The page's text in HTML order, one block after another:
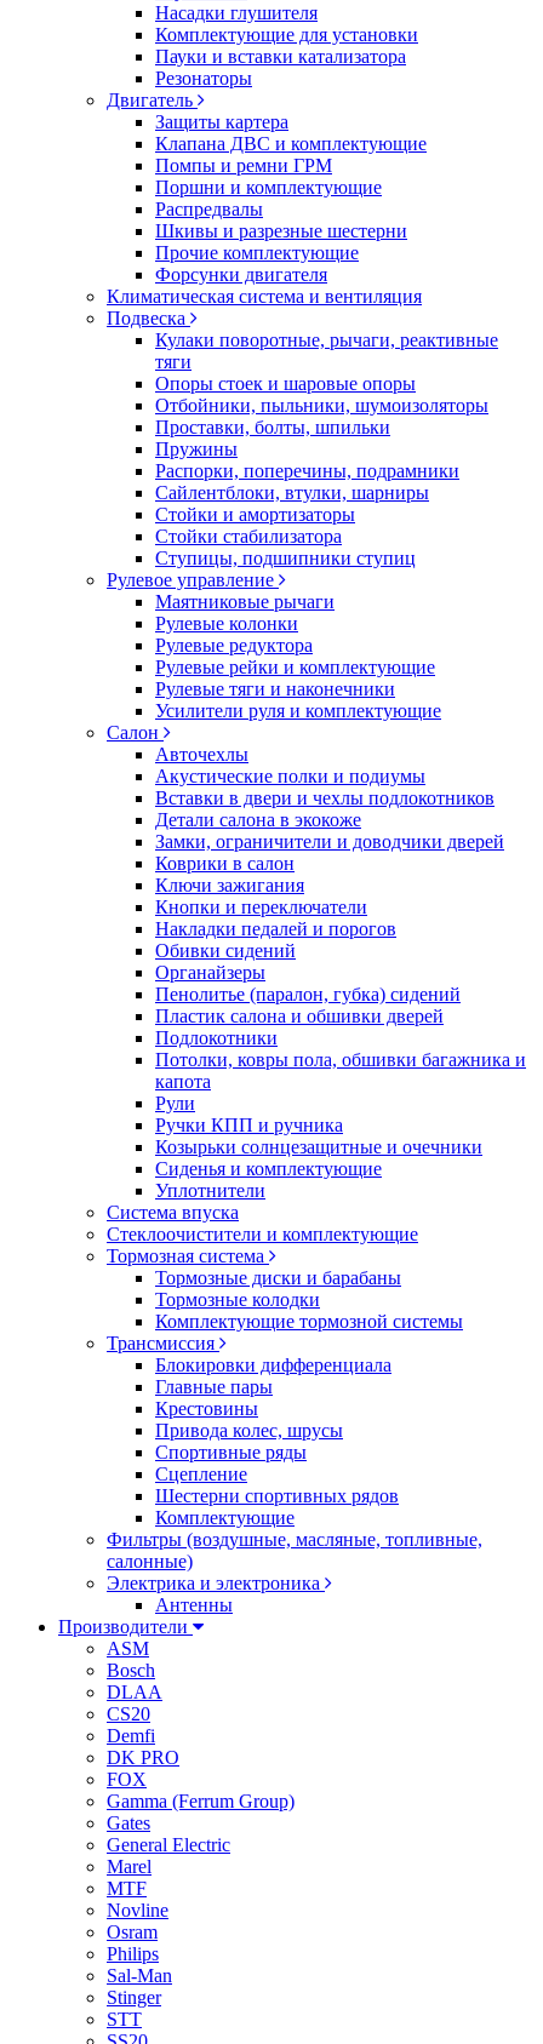
Насадки глушителя
Комплектующие для установки
Пауки и вставки катализатора
Резонаторы
Двигатель
Защиты картера
Клапана ДВС и комплектующие
Помпы и ремни ГРМ
Поршни и комплектующие
Распредвалы
Шкивы и разрезные шестерни
Прочие комплектующие
Форсунки двигателя
Климатическая система и вентиляция
Подвеска
Кулаки поворотные, рычаги, реактивные
тяги
Опоры стоек и шаровые опоры
Отбойники, пыльники, шумоизоляторы
Проставки, болты, шпильки
Пружины
Распорки, поперечины, подрамники
Сайлентблоки, втулки, шарниры
Стойки и амортизаторы
Стойки стабилизатора
Ступицы, подшипники ступиц
Рулевое управление
Маятниковые рычаги
Рулевые колонки
Рулевые редуктора
Рулевые рейки и комплектующие
Рулевые тяги и наконечники
Усилители руля и комплектующие
Салон
Авточехлы
Акустические полки и подиумы
Вставки в двери и чехлы подлокотников
Детали салона в экокоже
Замки, ограничители и доводчики дверей
Коврики в салон
Ключи зажигания
Кнопки и переключатели
Накладки педалей и порогов
Обивки сидений
Органайзеры
Пенолитье (паралон, губка) сидений
Пластик салона и обшивки дверей
Подлокотники
Потолки, ковры пола, обшивки багажника и
капота
Рули
Ручки КПП и ручника
Козырьки солнцезащитные и очечники
Сиденья и комплектующие
Уплотнители
Система впуска
Стеклоочистители и комплектующие
Тормозная система
Тормозные диски и барабаны
Тормозные колодки
Комплектующие тормозной системы
Трансмиссия
Блокировки дифференциала
Главные пары
Крестовины
Привода колес, шрусы
Спортивные ряды
Сцепление
Шестерни спортивных рядов
Комплектующие
Фильтры (воздушные, масляные, топливные,
салонные)
Электрика и электроника
Антенны
Производители
ASM
Bosch
DLAA
CS20
Demfi
DK PRO
FOX
Gamma (Ferrum Group)
Gates
General Electric
Marel
MTF
Novline
Osram
Philips
Sal-Man
Stinger
STT